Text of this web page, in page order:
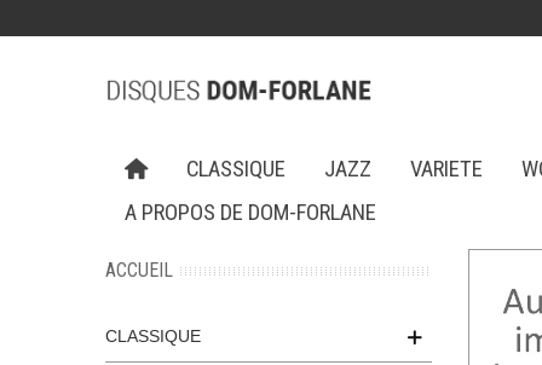
CLASSIQUE JAZZ VARIETE
A PROPOS DE DOM-FORLANE
ACCUEIL
CLASSIQUE